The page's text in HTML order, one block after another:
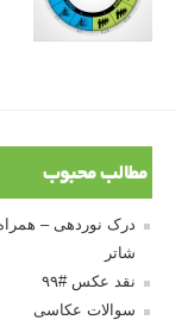
مطالب محبوب
شاتر
نقد عکس #۹۹
سوالات عکاسی